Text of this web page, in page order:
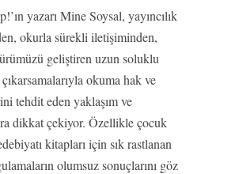
yazarı Mine Soysal, yayıncılık
okurla sürekli iletişiminden,
geliştiren uzun soluklu
okuma hak ve
tehdit eden yaklaşım ve
dikkat çekiyor. Özellikle çocuk
kitapları için sık rastlanan
olumsuz sonuçlarını göz